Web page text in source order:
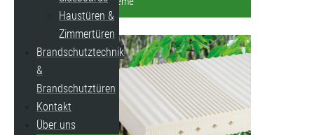
Haustüren &
Zimmertüren
Brandschutztechnik
&
Brandschutztüren
Kontakt
Über uns